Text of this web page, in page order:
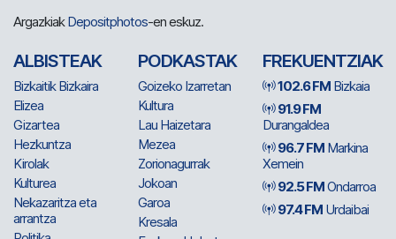
ArgazkiakDepositphotos-en eskuz.
ALBISTEAK
Bizkaitik Bizkaira
Elizea
Gizartea
Hezkuntza
Kirolak
Kulturea
Nekazaritza eta
arrantza
PODKASTAK
Goizeko Izarretan
Kultura
Lau Haizetara
Mezea
Zorionagurrak
Jokoan
Garoa
Kresala
FREKUENTZIAK
102.6 FM Bizkaia
91.9 FM
Durangaldea
96.7 FM Markina
Xemein
92.5 FMOndarroa
97.4 FM Urdaibai